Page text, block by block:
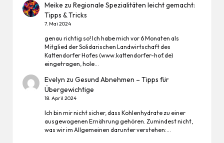
Meike zuRegionale Spezialitäten leicht gemacht:
Tipps & Tricks
7. Mai 2024
genau richtig so! Ich habe mich vor 6 Monaten als
Mitglied der Solidarischen Landwirtschaft des
Kattendorfer Hofes (www.kattendorfer-hof.de)
eingetragen, hole…
Evelyn zuGesund Abnehmen – Tipps für
Übergewichtige
18. April 2024
Ich bin mir nicht sicher, dass Kohlenhydrate zu einer
ausgewogenen Ernährung gehören. Zumindest nicht,
was wir im Allgemeinen darunter verstehen:…